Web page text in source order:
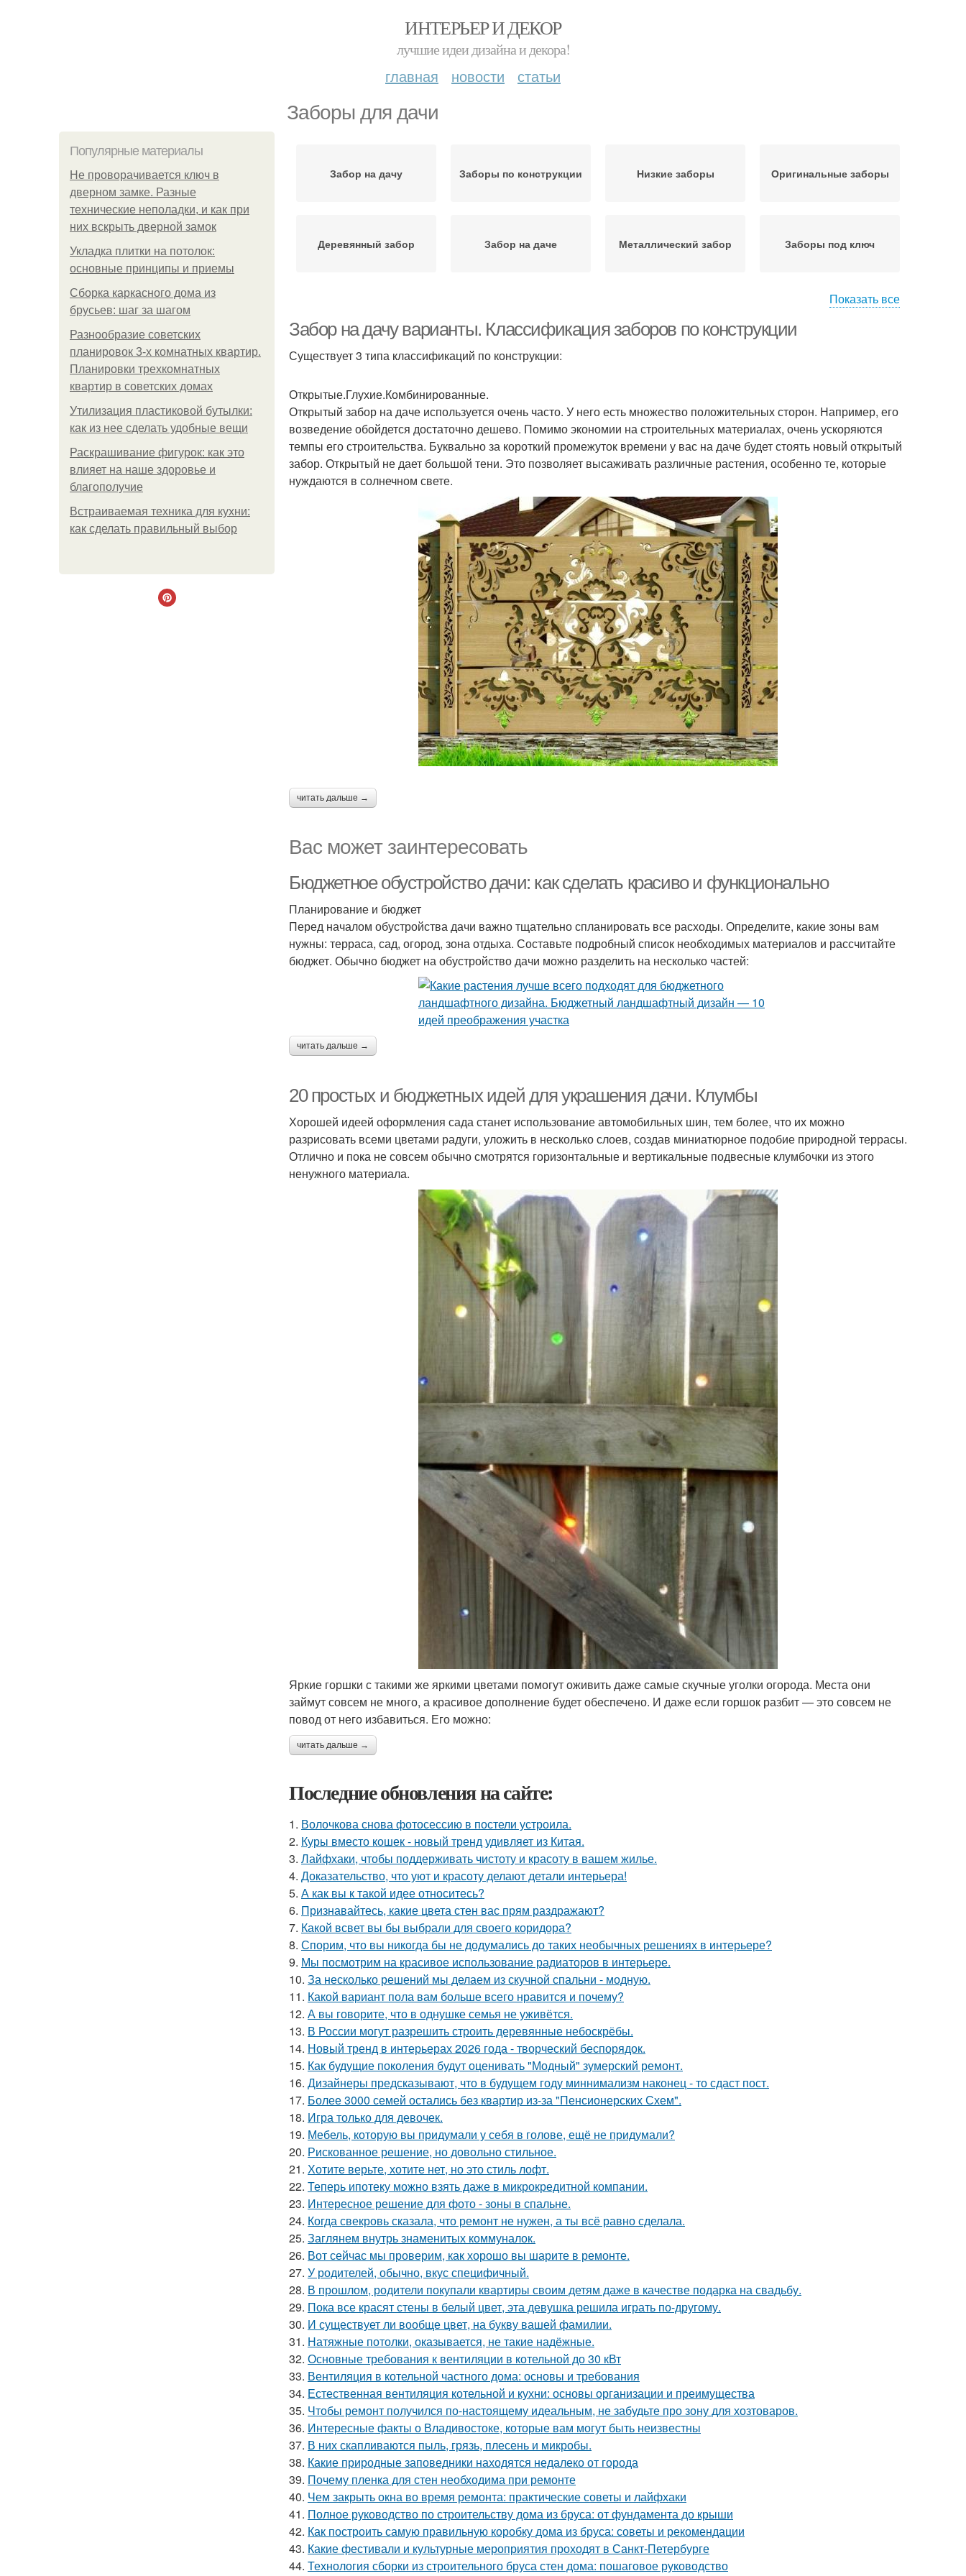
ИНТЕРЬЕР И ДЕКОР
лучшие идеи дизайна и декора!
главная новости статьи
Заборы для дачи
Популярные материалы
Не проворачивается ключ в
дверном замке. Разные
технические неполадки, и как при
них вскрыть дверной замок
Укладка плитки на потолок:
основные принципы и приемы
Сборка каркасного дома из
брусьев: шаг за шагом
Разнообразие советских
планировок 3-х комнатных квартир.
Планировки трехкомнатных
квартир в советских домах
Утилизация пластиковой бутылки:
как из нее сделать удобные вещи
Раскрашивание фигурок: как это
влияет на наше здоровье и
благополучие
Встраиваемая техника для кухни:
как сделать правильный выбор
Забор на дачу Заборы по конструкции Низкие заборы Оригинальные заборы
Деревянный забор Забор на даче Металлический забор Заборы под ключ
Показать все
Забор на дачу варианты. Классификация заборов по конструкции
Существует 3 типа классификаций по конструкции:
Открытые.Глухие.Комбинированные.
Открытый забор на даче используется очень часто. У него есть множество положительных сторон. Например, его
возведение обойдется достаточно дешево. Помимо экономии на строительных материалах, очень ускоряются
темпы его строительства. Буквально за короткий промежуток времени у вас на даче будет стоять новый открытый
забор. Открытый не дает большой тени. Это позволяет высаживать различные растения, особенно те, которые
нуждаются в солнечном свете.
читать дальше →
Вас может заинтересовать
Бюджетное обустройство дачи: как сделать красиво и функционально
Планирование и бюджет
Перед началом обустройства дачи важно тщательно спланировать все расходы. Определите, какие зоны вам
нужны: терраса, сад, огород, зона отдыха. Составьте подробный список необходимых материалов и рассчитайте
бюджет. Обычно бюджет на обустройство дачи можно разделить на несколько частей:
читать дальше →
20 простых и бюджетных идей для украшения дачи. Клумбы
Хорошей идеей оформления сада станет использование автомобильных шин, тем более, что их можно
разрисовать всеми цветами радуги, уложить в несколько слоев, создав миниатюрное подобие природной террасы.
Отлично и пока не совсем обычно смотрятся горизонтальные и вертикальные подвесные клумбочки из этого
ненужного материала.
Яркие горшки с такими же яркими цветами помогут оживить даже самые скучные уголки огорода. Места они
займут совсем не много, а красивое дополнение будет обеспечено. И даже если горшок разбит — это совсем не
повод от него избавиться. Его можно:
читать дальше →
Последние обновления на сайте:
1. Волочкова снова фотосессию в постели устроила.
2. Куры вместо кошек - новый тренд удивляет из Китая.
3. Лайфхаки, чтобы поддерживать чистоту и красоту в вашем жилье.
4. Доказательство, что уют и красоту делают детали интерьера!
5. А как вы к такой идее относитесь?
6. Признавайтесь, какие цвета стен вас прям раздражают?
7. Какой всвет вы бы выбрали для своего коридора?
8. Спорим, что вы никогда бы не додумались до таких необычных решениях в интерьере?
9. Мы посмотрим на красивое использование радиаторов в интерьере.
10. За несколько решений мы делаем из скучной спальни - модную.
11. Какой вариант пола вам больше всего нравится и почему?
12. А вы говорите, что в однушке семья не уживётся.
13. В России могут разрешить строить деревянные небоскрёбы.
14. Новый тренд в интерьерах 2026 года - творческий беспорядок.
15. Как будущие поколения будут оценивать "Модный" зумерский ремонт.
16. Дизайнеры предсказывают, что в будущем году миннимализм наконец - то сдаст пост.
17. Более 3000 семей остались без квартир из-за "Пенсионерских Схем".
18. Игра только для девочек.
19. Мебель, которую вы придумали у себя в голове, ещё не придумали?
20. Рискованное решение, но довольно стильное.
21. Хотите верьте, хотите нет, но это стиль лофт.
22. Теперь ипотеку можно взять даже в микрокредитной компании.
23. Интересное решение для фото - зоны в спальне.
24. Когда свекровь сказала, что ремонт не нужен, а ты всё равно сделала.
25. Заглянем внутрь знаменитых коммуналок.
26. Вот сейчас мы проверим, как хорошо вы шарите в ремонте.
27. У родителей, обычно, вкус специфичный.
28. В прошлом, родители покупали квартиры своим детям даже в качестве подарка на свадьбу.
29. Пока все красят стены в белый цвет, эта девушка решила играть по-другому.
30. И существует ли вообще цвет, на букву вашей фамилии.
31. Натяжные потолки, оказывается, не такие надёжные.
32. Основные требования к вентиляции в котельной до 30 кВт
33. Вентиляция в котельной частного дома: основы и требования
34. Естественная вентиляция котельной и кухни: основы организации и преимущества
35. Чтобы ремонт получился по-настоящему идеальным, не забудьте про зону для хозтоваров.
36. Интересные факты о Владивостоке, которые вам могут быть неизвестны
37. В них скапливаются пыль, грязь, плесень и микробы.
38. Какие природные заповедники находятся недалеко от города
39. Почему пленка для стен необходима при ремонте
40. Чем закрыть окна во время ремонта: практические советы и лайфхаки
41. Полное руководство по строительству дома из бруса: от фундамента до крыши
42. Как построить самую правильную коробку дома из бруса: советы и рекомендации
43. Какие фестивали и культурные мероприятия проходят в Санкт-Петербурге
44. Технология сборки из строительного бруса стен дома: пошаговое руководство